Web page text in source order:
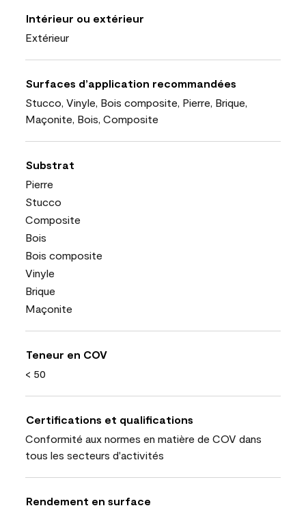
Intérieur ou extérieur
Extérieur
Surfaces d’application recommandées
Stucco, Vinyle, Bois composite, Pierre, Brique,
Maçonite, Bois, Composite
Substrat
Pierre
Stucco
Composite
Bois
Bois composite
Vinyle
Brique
Maçonite
Teneur en COV
< 50
Certifications et qualifications
Conformité aux normes en matière de COV dans
tous les secteurs d'activités
Rendement en surface